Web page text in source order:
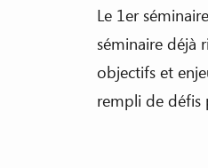
Le 1er
séminaire déjà
objectifs et
rempli de défis